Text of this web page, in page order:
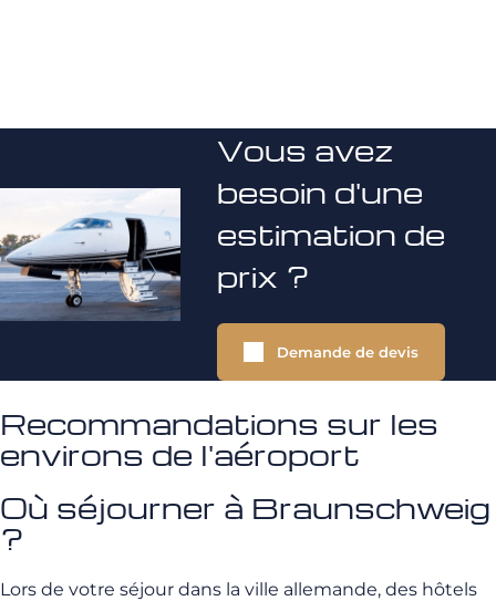
Vous avez
besoin d'une
estimation de
prix ?
Demande de devis
Recommandations sur les
environs de l'aéroport
Où séjourner à Braunschweig
?
Lors de votre séjour dans la ville allemande, des hôtels